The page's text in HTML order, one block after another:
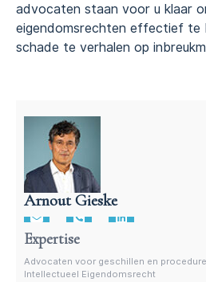
advocaten staan voor u klaar
eigendomsrechten effectief te
schade te verhalen op
Arnout Gieske
Advocaat intellectueel eigensdomsrecht
Expertise
Advocaten voor geschillen en
Intellectueel Eigendomsrecht